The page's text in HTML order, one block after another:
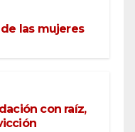
las mujeres
con raíz,